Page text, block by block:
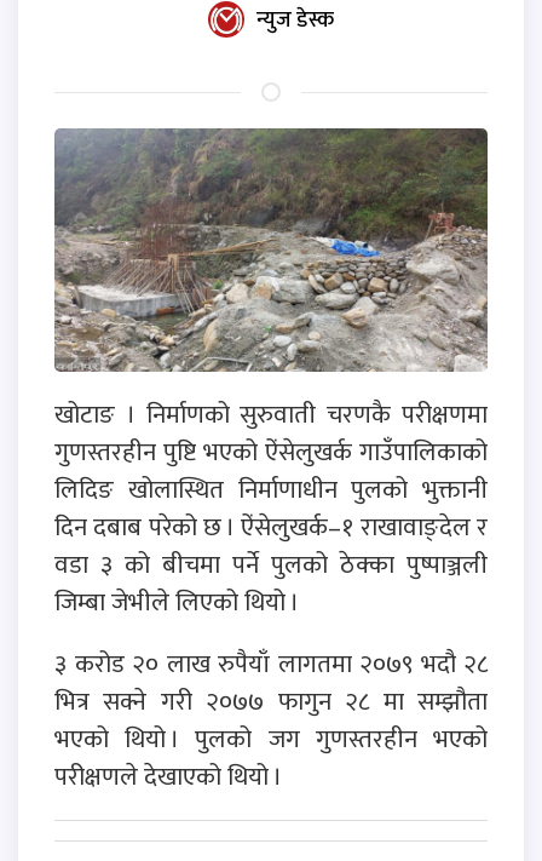
न्युज डेस्क
खोटाङ । निर्माणको सुरुवाती चरणकै परीक्षणमा
गुणस्तरहीन पुष्टि भएको ऐंसेलुखर्क गाउँपालिकाको
लिदिङ खोलास्थित निर्माणाधीन पुलको भुक्तानी
दिन दबाब परेको छ । ऐंसेलुखर्क–१ राखावाङ्देल र
वडा ३ को बीचमा पर्ने पुलको ठेक्का पुष्पाञ्जली
जिम्बा जेभीले लिएको थियो ।
३ करोड २० लाख रुपैयाँ लागतमा २०७९ भदौ २८
भित्र सक्ने गरी २०७७ फागुन २८ मा सम्झौता
भएको थियो । पुलको जग गुणस्तरहीन भएको
परीक्षणले देखाएको थियो ।